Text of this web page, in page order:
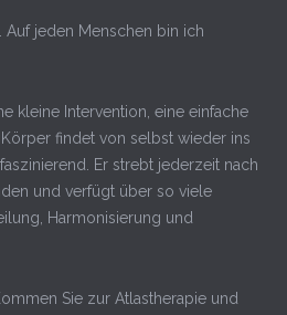
Auf jeden Menschen bin ich
kleine Intervention, eine einfache
findet von selbst wieder ins
Er strebt jederzeit nach
und verfügt über so viele
Harmonisierung und
Sie zur Atlastherapie und